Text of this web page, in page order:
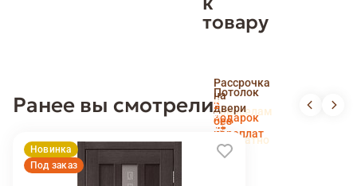
товару
пенсионерам
и
новоселам
Рассрочка
на
двери
без
переплат
Потолок
в
подарок
Доставка
и
установка
беслпатно
Ранее вы смотрели
Новинка
Под заказ